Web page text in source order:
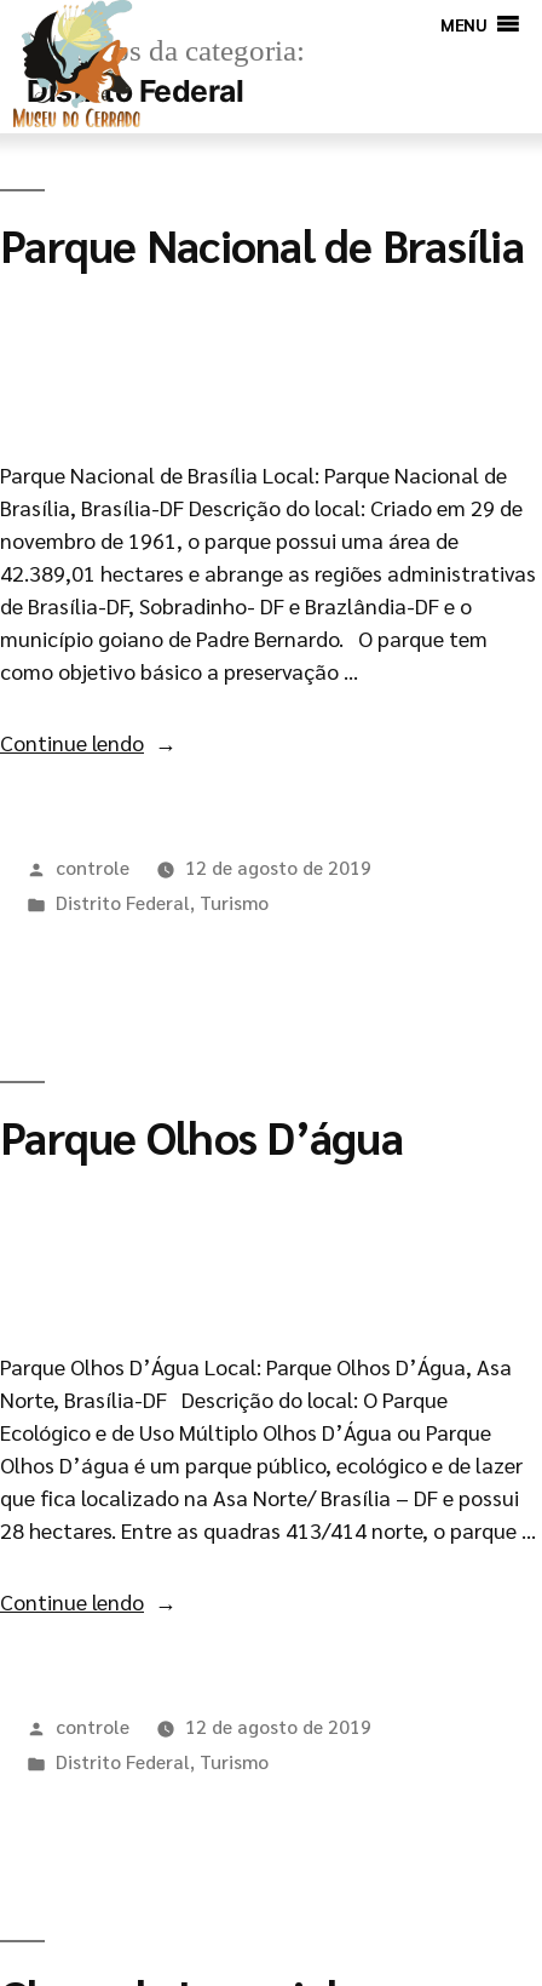
MENU
Arquivos da categoria:
Distrito Federal
Parque Nacional de Brasília
Parque Nacional de Brasília Local: Parque Nacional de
Brasília, Brasília-DF Descrição do local: Criado em 29 de
novembro de 1961, o parque possui uma área de
42.389,01 hectares e abrange as regiões administrativas
de Brasília-DF, Sobradinho- DF e Brazlândia-DF e o
município goiano de Padre Bernardo. O parque tem
como objetivo básico a preservação …
Continue lendo
controle
12 de agosto de 2019
Distrito Federal, Turismo
Parque Olhos D’água
Parque Olhos D’Água Local: Parque Olhos D’Água, Asa
Norte, Brasília-DF Descrição do local: O Parque
Ecológico e de Uso Múltiplo Olhos D’Água ou Parque
Olhos D’água é um parque público, ecológico e de lazer
que fica localizado na Asa Norte/ Brasília – DF e possui
28 hectares. Entre as quadras 413/414 norte, o parque …
Continue lendo
controle
12 de agosto de 2019
Distrito Federal, Turismo